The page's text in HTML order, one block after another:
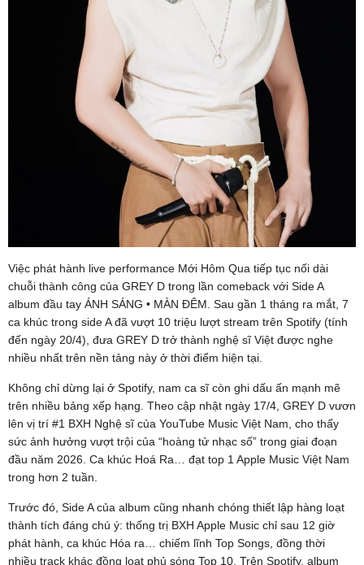
Việc phát hành live performance Mới Hôm Qua tiếp tục nối dài
chuỗi thành công của GREY D trong lần comeback với Side A
album đầu tay ÁNH SÁNG • MÀN ĐÊM. Sau gần 1 tháng ra mắt, 7
ca khúc trong side A đã vượt 10 triệu lượt stream trên Spotify (tính
đến ngày 20/4), đưa GREY D trở thành nghệ sĩ Việt được nghe
nhiều nhất trên nền tảng này ở thời điểm hiện tại.
Không chỉ dừng lại ở Spotify, nam ca sĩ còn ghi dấu ấn mạnh mẽ
trên nhiều bảng xếp hạng. Theo cập nhật ngày 17/4, GREY D vươn
lên vị trí #1 BXH Nghệ sĩ của YouTube Music Việt Nam, cho thấy
sức ảnh hưởng vượt trội của “hoàng tử nhạc số” trong giai đoạn
đầu năm 2026. Ca khúc Hoá Ra… đạt top 1 Apple Music Việt Nam
trong hơn 2 tuần.
Trước đó, Side A của album cũng nhanh chóng thiết lập hàng loạt
thành tích đáng chú ý: thống trị BXH Apple Music chỉ sau 12 giờ
phát hành, ca khúc Hóa ra… chiếm lĩnh Top Songs, đồng thời
nhiều track khác đồng loạt phủ sóng Top 10. Trên Spotify, album